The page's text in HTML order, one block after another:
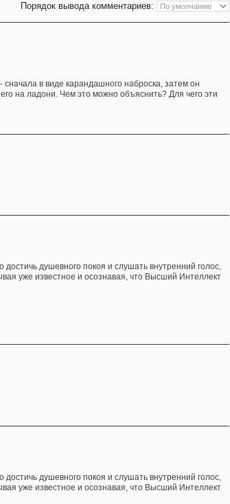
Порядок вывода комментариев:
в виде карандашного наброска, затем он
на ладони. Чем это можно объяснить? Для чего эти
душевного покоя и слушать внутренний голос,
уже известное и осознавая, что Высший Интеллект
душевного покоя и слушать внутренний голос,
уже известное и осознавая, что Высший Интеллект